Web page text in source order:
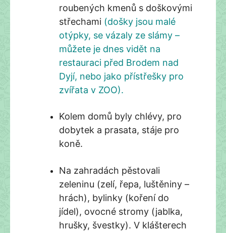
roubených kmenů s doškovými
střechami (došky jsou malé
otýpky, se vázaly ze slámy –
můžete je dnes vidět na
restauraci před Brodem nad
Dyjí, nebo jako přístřešky pro
zvířata v ZOO).
Kolem domů byly chlévy, pro
dobytek a prasata, stáje pro
koně.
Na zahradách pěstovali
zeleninu (zelí, řepa, luštěniny –
hrách), bylinky (koření do
jídel), ovocné stromy (jablka,
hrušky, švestky). V klášterech